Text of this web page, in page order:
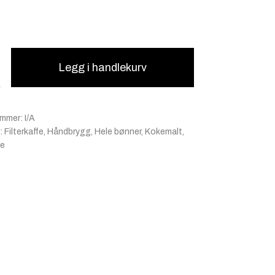
Legg i handlekurv
I/A
Filterkaffe, Håndbrygg, Hele bønner, Kokemalt,